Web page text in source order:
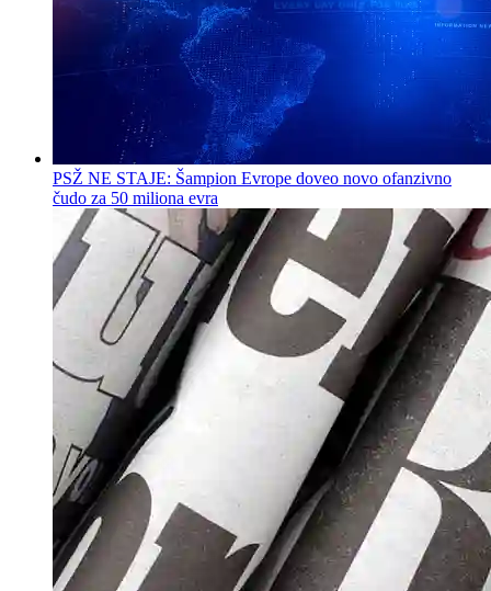
PSŽ NE STAJE: Šampion Evrope doveo novo ofanzivno
čudo za 50 miliona evra